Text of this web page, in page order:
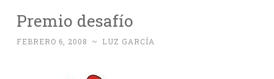
Premio desafío
FEBRERO 6, 2008 ~ LUZ GARCÍA